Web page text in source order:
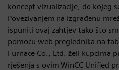
koncept vizualizacije, do kojeg
Povezivanjem na izgrađenu
ispuniti ovaj zahtjev tako što
pomoću web preglednika na
Furnace Co., Ltd. želi kupcima
rješenja s ovim WinCC Unified